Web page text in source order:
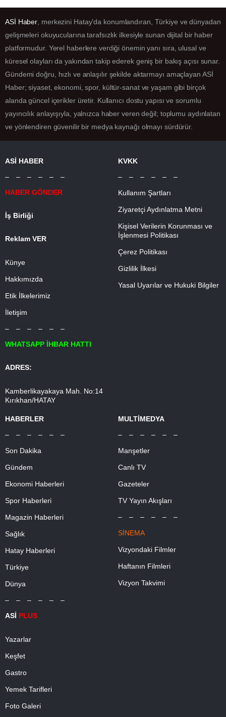
ASİ Haber , merkezini Hatay’da konumlandıran, Türkiye ve dünyadan
gelişmeleri okuyucularına tarafsızlık ilkesiyle sunan dijital bir haber
platformudur. Yerel haberlere verdiği önemin yanı sıra, ulusal ve
küresel olayları da yakından takip ederek geniş bir bakış açısı sunar.
Gündemi doğru, hızlı ve anlaşılır şekilde aktarmayı amaçlayan ASİ
Haber; siyaset, ekonomi, spor, kültür-sanat ve yaşam gibi birçok
alanda güncel içerikler üretir. Kullanıcı dostu yapısı ve sorumlu
yayıncılık anlayışıyla, yalnızca haber veren değil; toplumu aydınlatan
ve yönlendiren güvenilir bir medya kaynağı olmayı sürdürür.
ASİ HABER
– – – – – –
HABER GÖNDER
İş Birliği
Reklam VER
Künye
Hakkımızda
Etik İlkelerimiz
İletişim
– – – – – –
WHATSAPP İHBAR HATTI
ADRES:
Kamberlikayakaya Mah. No:14
Kırıkhan/HATAY
KVKK
– – – – – –
Kullanım Şartları
Ziyaretçi Aydınlatma Metni
Kişisel Verilerin Korunması ve
İşlenmesi Politikası
Çerez Politikası
Gizlilik İlkesi
Yasal Uyarılar ve Hukuki Bilgiler
HABERLER
– – – – – –
Son Dakika
Gündem
Ekonomi Haberleri
Spor Haberleri
Magazin Haberleri
Sağlık
Hatay Haberleri
Türkiye
Dünya
– – – – – –
ASİ PLUS
Yazarlar
Keşfet
Gastro
Yemek Tarifleri
Foto Galeri
MULTİMEDYA
– – – – – –
Manşetler
Canlı TV
Gazeteler
TV Yayın Akışları
– – – – – –
SİNEMA
Vizyondaki Filmler
Haftanın Filmleri
Vizyon Takvimi